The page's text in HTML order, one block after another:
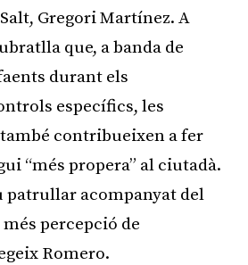
Gregori Martínez. A
que, a banda de
durant els
específics, les
contribueixen a fer
“més propera” al ciutadà.
patrullar acompanyat del
percepció de
Romero.